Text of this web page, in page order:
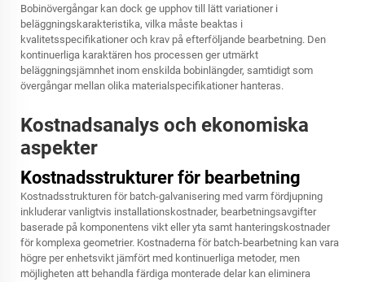
Bobinövergångar kan dock ge upphov till lätt variationer i
beläggningskarakteristika, vilka måste beaktas i
kvalitetsspecifikationer och krav på efterföljande bearbetning. Den
kontinuerliga karaktären hos processen ger utmärkt
beläggningsjämnhet inom enskilda bobinlängder, samtidigt som
övergångar mellan olika materialspecifikationer hanteras.
Kostnadsanalys och ekonomiska
aspekter
Kostnadsstrukturer för bearbetning
Kostnadsstrukturen för batch-galvanisering med varm fördjupning
inkluderar vanligtvis installationskostnader, bearbetningsavgifter
baserade på komponentens vikt eller yta samt hanteringskostnader
för komplexa geometrier. Kostnaderna för batch-bearbetning kan vara
högre per enhetsvikt jämfört med kontinuerliga metoder, men
möjligheten att behandla färdiga monterade delar kan eliminera